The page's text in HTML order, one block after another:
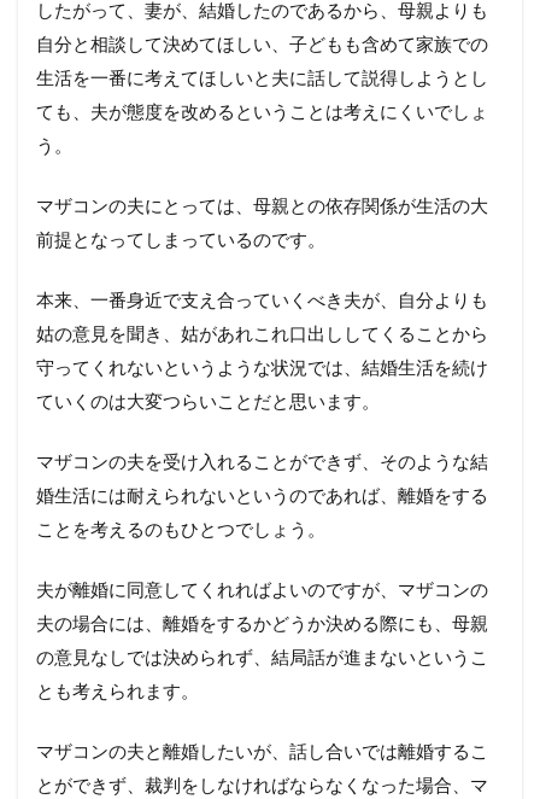
したがって、妻が、結婚したのであるから、母親よりも
自分と相談して決めてほしい、子どもも含めて家族での
生活を一番に考えてほしいと夫に話して説得しようとし
ても、夫が態度を改めるということは考えにくいでしょ
う。
マザコンの夫にとっては、母親との依存関係が生活の大
前提となってしまっているのです。
本来、一番身近で支え合っていくべき夫が、自分よりも
姑の意見を聞き、姑があれこれ口出ししてくることから
守ってくれないというような状況では、結婚生活を続け
ていくのは大変つらいことだと思います。
マザコンの夫を受け入れることができず、そのような結
婚生活には耐えられないというのであれば、離婚をする
ことを考えるのもひとつでしょう。
夫が離婚に同意してくれればよいのですが、マザコンの
夫の場合には、離婚をするかどうか決める際にも、母親
の意見なしでは決められず、結局話が進まないというこ
とも考えられます。
マザコンの夫と離婚したいが、話し合いでは離婚するこ
とができず、裁判をしなければならなくなった場合、マ